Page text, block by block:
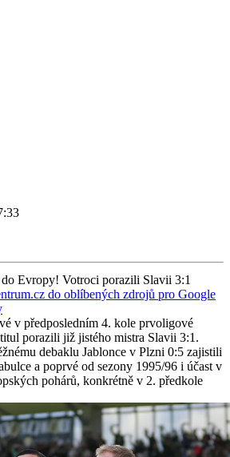
Evropy! Votroci porazili Slavii 3:1
do oblíbených zdrojů pro Google
v předposledním 4. kole prvoligové
porazili již jistého mistra Slavii 3:1.
debaklu Jablonce v Plzni 0:5 zajistili
a poprvé od sezony 1995/96 i účast v
pohárů, konkrétně v 2. předkole